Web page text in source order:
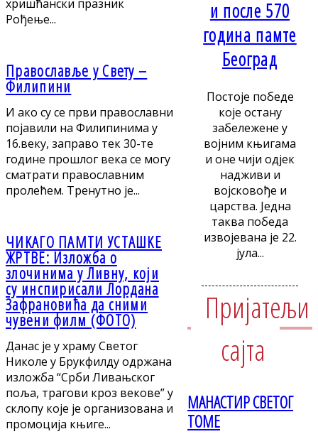
хришћански празник
Рођење...
Православље у Свету –
Филипини
И ако су се први православни
појавили на Филипинима у
16.веку, заправо тек 30-те
године прошлог века се могу
сматрати православним
пролећем. Тренутно је...
ЧИKАГО ПАМТИ УСТАШKЕ
ЖРТВЕ: Изложба о
злочинима у Ливну, који
су инспирисали Лордана
Зафрановића да сними
чувени филм (ФОТО)
Данас је у храму Светог
Николе у Брукфилду одржана
изложба “Срби Ливањског
поља, трагови кроз векове” у
склопу које је организована и
промоција књиге...
и после 570
година памте
Београд
Постоје победе
које остану
забележене у
војним књигама
и оне чији одјек
надживи и
војсковође и
царства. Једна
таква победа
извојевана је 22.
јула...
Пријатељи
сајта
МАНАСТИР СВЕТОГ
ТОМЕ